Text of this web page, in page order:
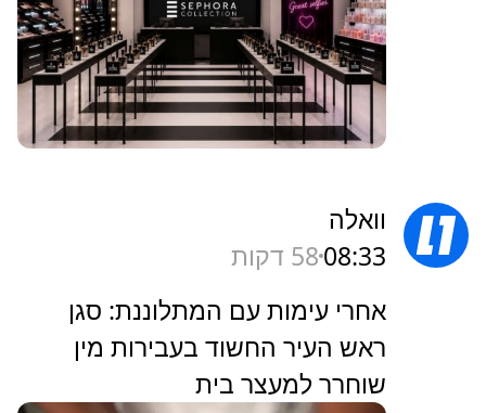
וואלה
08:3358 דקות
אחרי עימות עם המתלוננת: סגן
ראש העיר החשוד בעבירות מין
שוחרר למעצר בית